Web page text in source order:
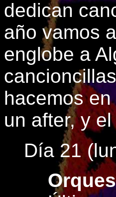
dedican
año vamos
englobe a
hacemos
un after, y
Día 21